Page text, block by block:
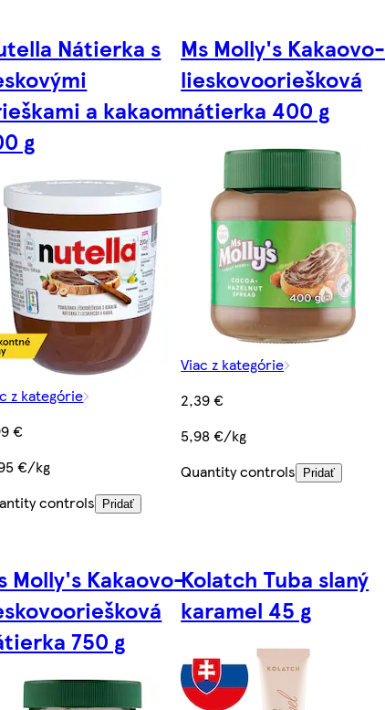
Nátierka s
a kakaom
g
z kategórie
€
€/kg
controls
Pridať
Ms Molly's Kakaovo-
lieskovooriešková
nátierka 400 g
Viac z kategórie
2,39 €
5,98 €/kg
Quantity controls
Pridať
Molly's Kakaovo-
750 g
Kolatch Tuba slaný
karamel 45 g